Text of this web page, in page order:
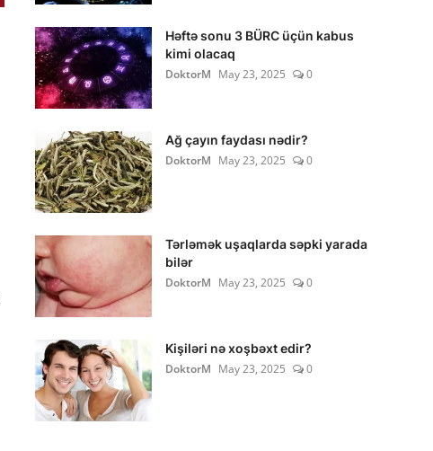
Həftə sonu 3 BÜRC üçün kabus
kimi olacaq
DoktorM May 23, 2025 0
Ağ çayın faydası nədir?
DoktorM May 23, 2025 0
Tərləmək uşaqlarda səpki yarada
bilər
DoktorM May 23, 2025 0
Kişiləri nə xoşbəxt edir?
DoktorM May 23, 2025 0